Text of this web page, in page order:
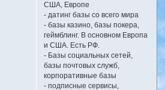
США, Европе
- датинг базы со всего мира
- базы казино, базы покера,
геймблинг. В основном Европа
и США. Есть РФ.
- Базы социальных сетей,
базы почтовых служб,
корпоративные базы
- подписные сервисы,